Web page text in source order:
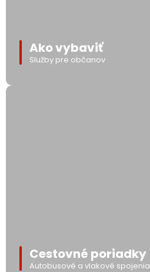
Ako vybaviť
Služby pre občanov
Cestovné poriadky
Autobusové a vlakové spojenia